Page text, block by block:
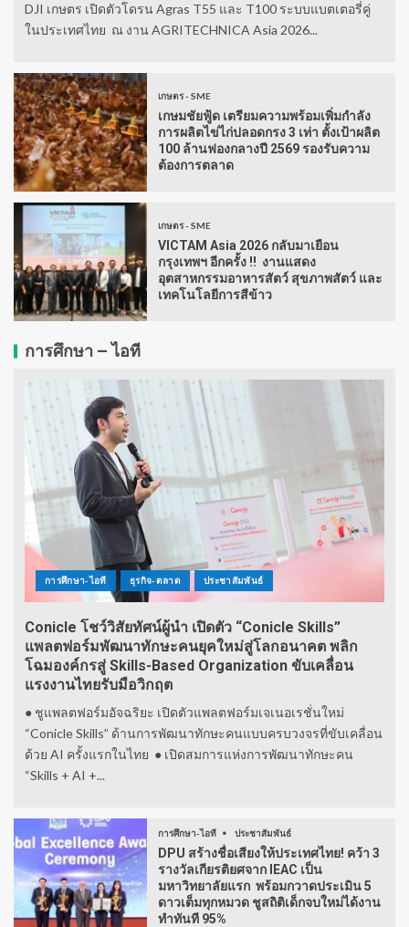
DJI เกษตร เปิดตัวโดรน Agras T55 และ T100 ระบบแบตเตอรี่คู่
ในประเทศไทย ณ งาน AGRITECHNICA Asia 2026...
เกษตร - SME
เกษมชัยฟู้ด เตรียมความพร้อมเพิ่มกำลัง
การผลิตไข่ไก่ปลอดกรง 3 เท่า ตั้งเป้าผลิต
100 ล้านฟองกลางปี 2569 รองรับความ
ต้องการตลาด
เกษตร - SME
VICTAM Asia 2026 กลับมาเยือน
กรุงเทพฯ อีกครั้ง !! งานแสดง
อุตสาหกรรมอาหารสัตว์ สุขภาพสัตว์ และ
เทคโนโลยีการสีข้าว
การศึกษา – ไอที
การศึกษา-ไอที ธุรกิจ-ตลาด ประชาสัมพันธ์
Conicle โชว์วิสัยทัศน์ผู้นำ เปิดตัว “Conicle Skills”
แพลตฟอร์มพัฒนาทักษะคนยุคใหม่สู่โลกอนาคต พลิก
โฉมองค์กรสู่ Skills-Based Organization ขับเคลื่อน
แรงงานไทยรับมือวิกฤต
● ชูแพลตฟอร์มอัจฉริยะ เปิดตัวแพลตฟอร์มเจเนอเรชั่นใหม่
“Conicle Skills” ด้านการพัฒนาทักษะคนแบบครบวงจรที่ขับเคลื่อน
ด้วย AI ครั้งแรกในไทย ● เปิดสมการแห่งการพัฒนาทักษะคน
“Skills + AI +...
การศึกษา-ไอที ประชาสัมพันธ์
DPU สร้างชื่อเสียงให้ประเทศไทย! คว้า 3
รางวัลเกียรติยศจาก IEAC เป็น
มหาวิทยาลัยแรก พร้อมกวาดประเมิน 5
ดาวเต็มทุกหมวด ชูสถิติเด็กจบใหม่ได้งาน
ทำทันที 95%